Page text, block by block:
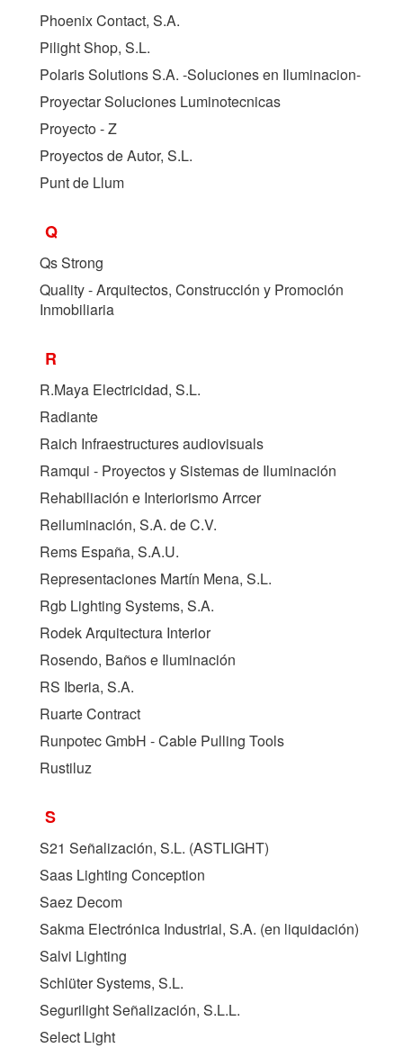
Phoenix Contact, S.A.
Pilight Shop, S.L.
Polaris Solutions S.A. -Soluciones en Iluminacion-
Proyectar Soluciones Luminotecnicas
Proyecto - Z
Proyectos de Autor, S.L.
Punt de Llum
Q
Qs Strong
Quality - Arquitectos, Construcción y Promoción
Inmobiliaria
R
R.Maya Electricidad, S.L.
Radiante
Raich Infraestructures audiovisuals
Ramqui - Proyectos y Sistemas de Iluminación
Rehabiliación e Interiorismo Arrcer
Reiluminación, S.A. de C.V.
Rems España, S.A.U.
Representaciones Martín Mena, S.L.
Rgb Lighting Systems, S.A.
Rodek Arquitectura Interior
Rosendo, Baños e Iluminación
RS Iberia, S.A.
Ruarte Contract
Runpotec GmbH - Cable Pulling Tools
Rustiluz
S
S21 Señalización, S.L. (ASTLIGHT)
Saas Lighting Conception
Saez Decom
Sakma Electrónica Industrial, S.A. (en liquidación)
Salvi Lighting
Schlüter Systems, S.L.
Segurilight Señalización, S.L.L.
Select Light